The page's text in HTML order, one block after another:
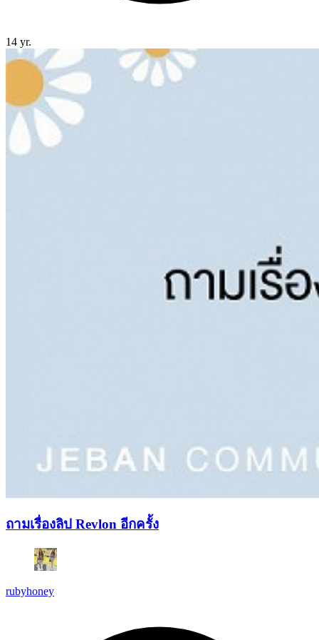
14 yr.
ถามเรื่องลิป Revlon อีกครั้ง
rubyhoney